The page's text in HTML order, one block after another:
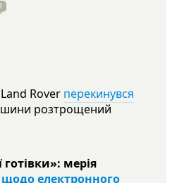
Rover перекинувся
розтрощений
мерія
електронного